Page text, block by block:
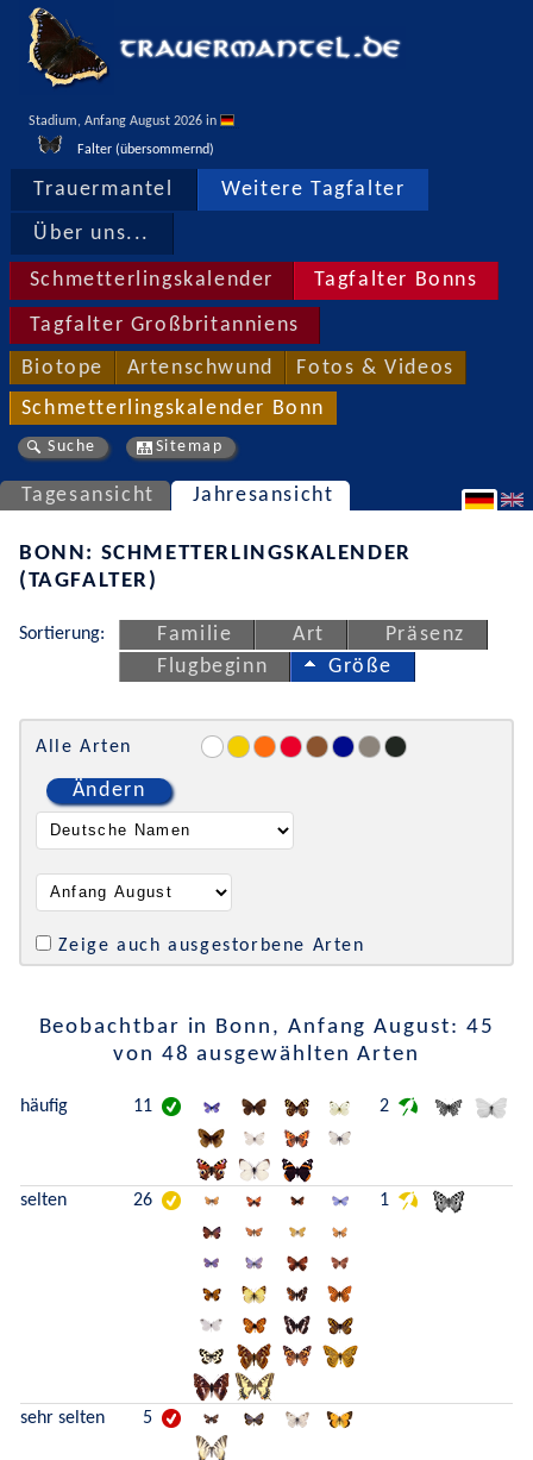
Stadium, Anfang August 2026 in
Falter (übersommernd)
Trauermantel Weitere Tagfalter
Über uns...
Schmetterlingskalender Tagfalter Bonns
Tagfalter Großbritanniens
Biotope Artenschwund Fotos & Videos
Schmetterlingskalender Bonn
Suche Sitemap
Tagesansicht Jahresansicht
BONN: SCHMETTERLINGSKALENDER
(TAGFALTER)
Sortierung: Familie Art
Präsenz
Flugbeginn
Größe
Alle Arten
Ändern
Zeige auch ausgestorbene Arten
Beobachtbar in Bonn, Anfang August: 45
von 48 ausgewählten Arten
häufig 11 2
selten 26 1
sehr selten 5